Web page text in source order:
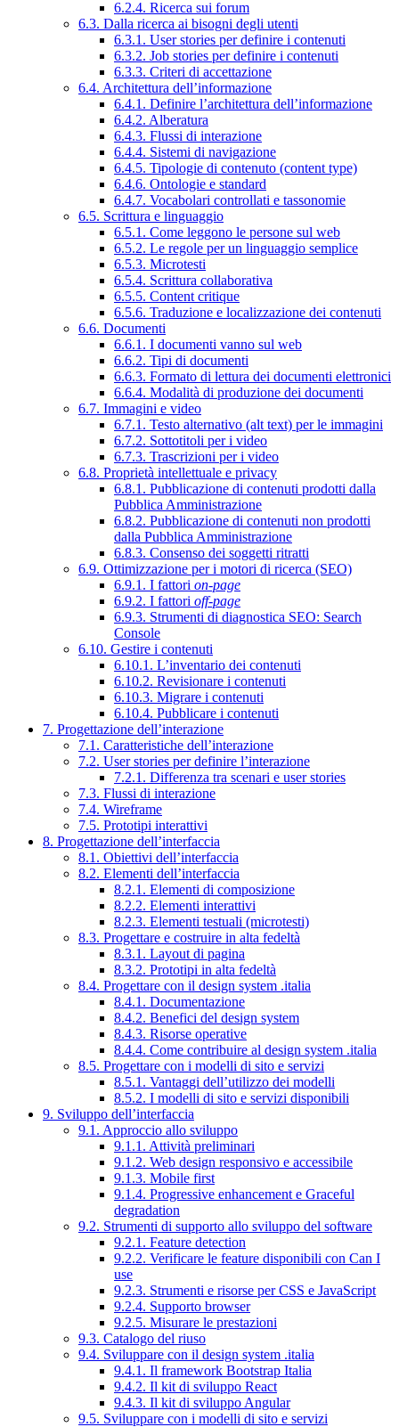
6.2.4. Ricerca sui forum
6.3. Dalla ricerca ai bisogni degli utenti
6.3.1. User stories per definire i contenuti
6.3.2. Job stories per definire i contenuti
6.3.3. Criteri di accettazione
6.4. Architettura dell’informazione
6.4.1. Definire l’architettura dell’informazione
6.4.2. Alberatura
6.4.3. Flussi di interazione
6.4.4. Sistemi di navigazione
6.4.5. Tipologie di contenuto (content type)
6.4.6. Ontologie e standard
6.4.7. Vocabolari controllati e tassonomie
6.5. Scrittura e linguaggio
6.5.1. Come leggono le persone sul web
6.5.2. Le regole per un linguaggio semplice
6.5.3. Microtesti
6.5.4. Scrittura collaborativa
6.5.5. Content critique
6.5.6. Traduzione e localizzazione dei contenuti
6.6. Documenti
6.6.1. I documenti vanno sul web
6.6.2. Tipi di documenti
6.6.3. Formato di lettura dei documenti elettronici
6.6.4. Modalità di produzione dei documenti
6.7. Immagini e video
6.7.1. Testo alternativo (alt text) per le immagini
6.7.2. Sottotitoli per i video
6.7.3. Trascrizioni per i video
6.8. Proprietà intellettuale e privacy
6.8.1. Pubblicazione di contenuti prodotti dalla
Pubblica Amministrazione
6.8.2. Pubblicazione di contenuti non prodotti
dalla Pubblica Amministrazione
6.8.3. Consenso dei soggetti ritratti
6.9. Ottimizzazione per i motori di ricerca (SEO)
6.9.1. I fattori on-page
6.9.2. I fattori off-page
6.9.3. Strumenti di diagnostica SEO: Search
Console
6.10. Gestire i contenuti
6.10.1. L’inventario dei contenuti
6.10.2. Revisionare i contenuti
6.10.3. Migrare i contenuti
6.10.4. Pubblicare i contenuti
7. Progettazione dell’interazione
7.1. Caratteristiche dell’interazione
7.2. User stories per definire l’interazione
7.2.1. Differenza tra scenari e user stories
7.3. Flussi di interazione
7.4. Wireframe
7.5. Prototipi interattivi
8. Progettazione dell’interfaccia
8.1. Obiettivi dell’interfaccia
8.2. Elementi dell’interfaccia
8.2.1. Elementi di composizione
8.2.2. Elementi interattivi
8.2.3. Elementi testuali (microtesti)
8.3. Progettare e costruire in alta fedeltà
8.3.1. Layout di pagina
8.3.2. Prototipi in alta fedeltà
8.4. Progettare con il design system .italia
8.4.1. Documentazione
8.4.2. Benefici del design system
8.4.3. Risorse operative
8.4.4. Come contribuire al design system .italia
8.5. Progettare con i modelli di sito e servizi
8.5.1. Vantaggi dell’utilizzo dei modelli
8.5.2. I modelli di sito e servizi disponibili
9. Sviluppo dell’interfaccia
9.1. Approccio allo sviluppo
9.1.1. Attività preliminari
9.1.2. Web design responsivo e accessibile
9.1.3. Mobile first
9.1.4. Progressive enhancement e Graceful
degradation
9.2. Strumenti di supporto allo sviluppo del software
9.2.1. Feature detection
9.2.2. Verificare le feature disponibili con Can I
use
9.2.3. Strumenti e risorse per CSS e JavaScript
9.2.4. Supporto browser
9.2.5. Misurare le prestazioni
9.3. Catalogo del riuso
9.4. Sviluppare con il design system .italia
9.4.1. Il framework Bootstrap Italia
9.4.2. Il kit di sviluppo React
9.4.3. Il kit di sviluppo Angular
9.5. Sviluppare con i modelli di sito e servizi